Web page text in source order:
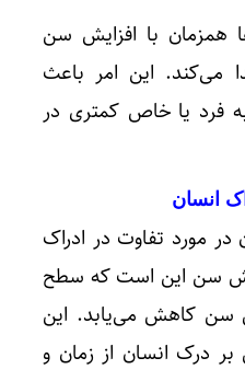
همزمان با افزایش سن
می‌کند. این امر باعث
فرد یا خاص کمتری در
انسان
مورد تفاوت در ادراک
سن این است که سطح
سن کاهش می‌یابد. این
درک انسان از زمان و